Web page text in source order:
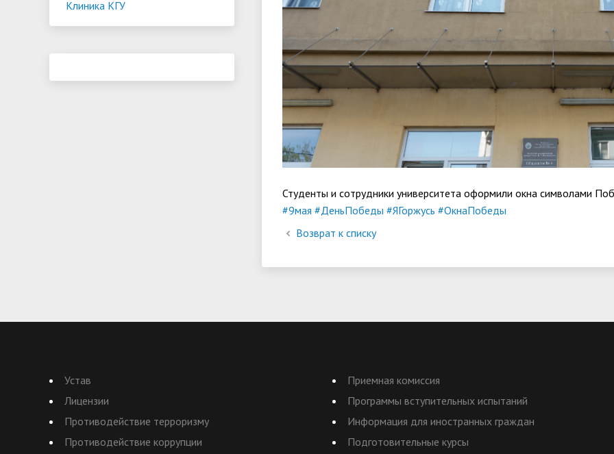
Клиника КГУ
Студенты и сотрудники университета оформили окна символами
#9мая #ДеньПобеды #ЯГоржусь #ОкнаПобеды
Возврат к списку
Устав
Лицензии
Противодействие терроризму
Противодействие коррупции
Приемная комиссия
Программы вступительных испытаний
Информация для иностранных граждан
Подготовительные курсы